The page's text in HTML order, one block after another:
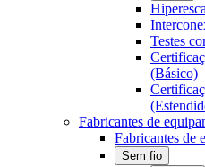
Testes
(Básico)
Fabricantes de
Fabricantes de
Sem fio